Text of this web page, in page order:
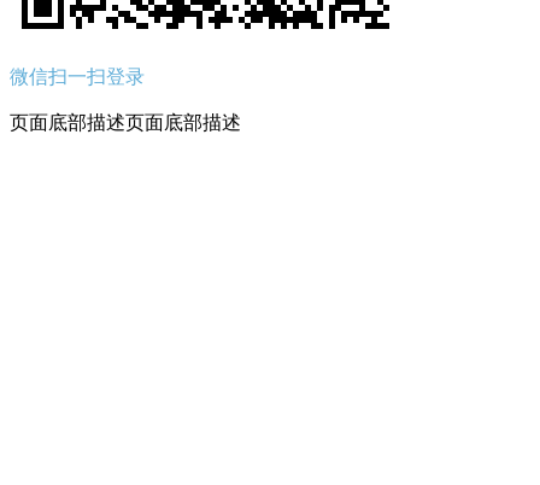
微信扫一扫登录
页面底部描述页面底部描述